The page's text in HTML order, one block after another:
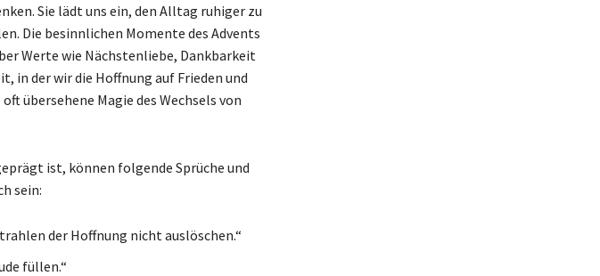
Sie lädt uns ein, den Alltag ruhiger zu
Die besinnlichen Momente des Advents
Werte wie Nächstenliebe, Dankbarkeit
in der wir die Hoffnung auf Frieden und
übersehene Magie des Wechsels von
ist, können folgende Sprüche und
sein:
der Hoffnung nicht auslöschen.“
füllen.“